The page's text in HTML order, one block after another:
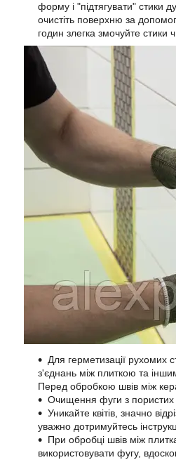
форму і "підтягувати" стики
очистіть поверхню за
годин злегка змочуйте
Для герметизації рухомих
з'єднань між плиткою та
Перед обробкою швів між
Очищення фуги з пористих
Уникайте квітів, значно
уважно дотримуйтесь
При обробці швів між
використовувати фугу,